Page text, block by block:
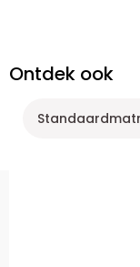
Ontdek ook